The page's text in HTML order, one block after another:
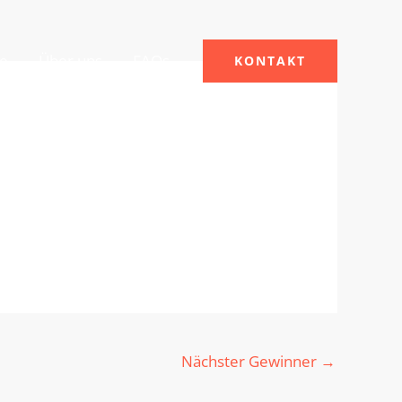
KONTAKT
Nächster Gewinner →